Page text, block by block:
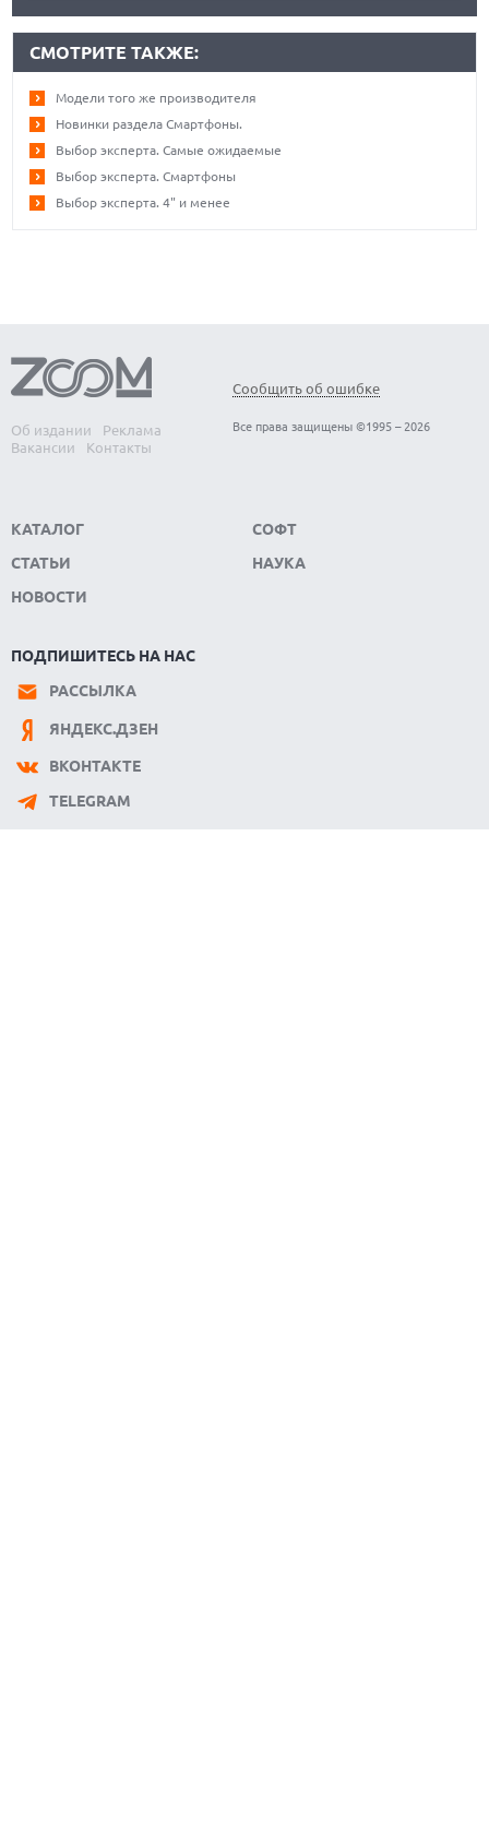
СМОТРИТЕ ТАКЖЕ:
Модели того же производителя
Новинки раздела Смартфоны.
Выбор эксперта. Самые ожидаемые
Выбор эксперта. Смартфоны
Выбор эксперта. 4" и менее
Об издании
Реклама
Вакансии
Контакты
Сообщить об ошибке
Все права защищены ©1995 – 2026
КАТАЛОГ
СТАТЬИ
НОВОСТИ
СОФТ
НАУКА
ПОДПИШИТЕСЬ НА НАС
РАССЫЛКА
ЯНДЕКС.ДЗЕН
ВКОНТАКТЕ
TELEGRAM